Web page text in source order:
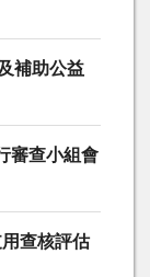
補助公益
審查小組會
查核評估